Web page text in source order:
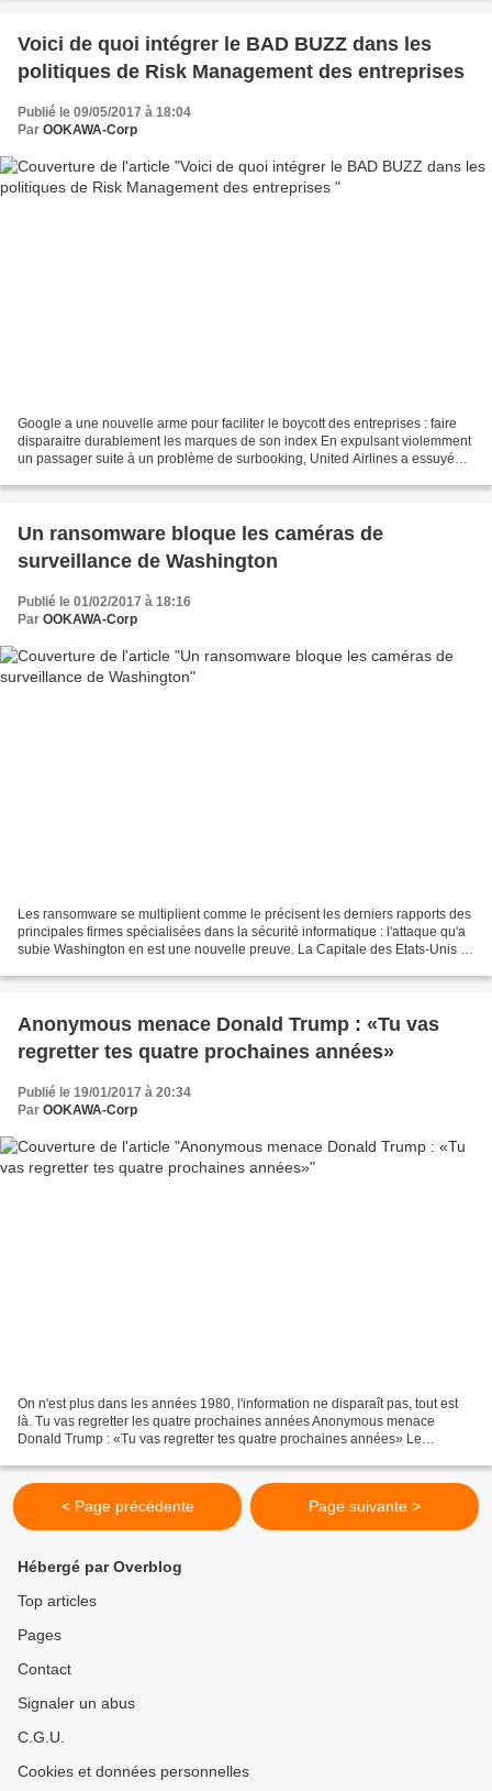
Voici de quoi intégrer le BAD BUZZ dans les
politiques de Risk Management des entreprises
Publié le 09/05/2017 à 18:04
Par OOKAWA-Corp
Google a une nouvelle arme pour faciliter le boycott des entreprises : faire
disparaitre durablement les marques de son index En expulsant violemment
un passager suite à un problème de surbooking, United Airlines a essuyé
Un ransomware bloque les caméras de
surveillance de Washington
Publié le 01/02/2017 à 18:16
Par OOKAWA-Corp
Les ransomware se multiplient comme le précisent les derniers rapports des
principales firmes spécialisées dans la sécurité informatique : l'attaque qu'a
subie Washington en est une nouvelle preuve. La Capitale des Etats-Unis a
Anonymous menace Donald Trump : «Tu vas
regretter tes quatre prochaines années»
Publié le 19/01/2017 à 20:34
Par OOKAWA-Corp
On n'est plus dans les années 1980, l'information ne disparaît pas, tout est
là. Tu vas regretter les quatre prochaines années Anonymous menace
Donald Trump : «Tu vas regretter tes quatre prochaines années» Le
< Page précédente Page suivante >
Hébergé par Overblog
Top articles
Pages
Contact
Signaler un abus
C.G.U.
Cookies et données personnelles